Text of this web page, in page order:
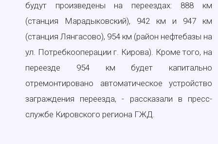
будут произведены на переездах: 888 км
(станция Марадыковский), 942 км и 947 км
(станция Лянгасово), 954 км (район нефтебазы на
ул. Потребкооперации г. Кирова). Кроме того, на
переезде 954 км будет капитально
отремонтировано автоматическое устройство
заграждения переезда, - рассказали в пресс-
службе Кировского региона ГЖД.